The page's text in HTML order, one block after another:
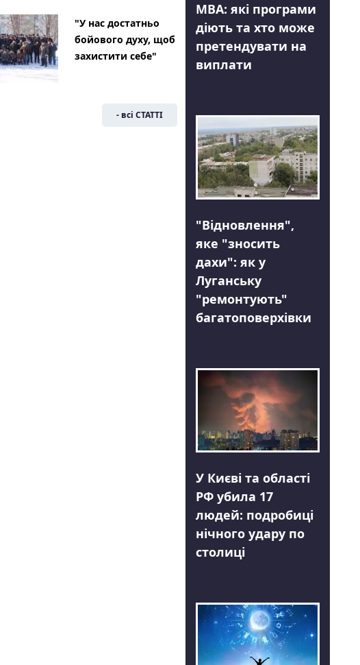
"У нас достатньо
бойового духу, щоб
захистити себе"
- всі СТАТТІ
МВА: які програми
діють та хто може
претендувати на
виплати
"Відновлення",
яке "зносить
дахи": як у
Луганську
"ремонтують"
багатоповерхівки
У Києві та області
РФ убила 17
людей: подробиці
нічного удару по
столиці